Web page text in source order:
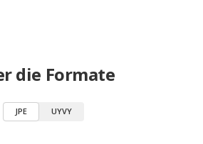
die Formate
JPE UYVY